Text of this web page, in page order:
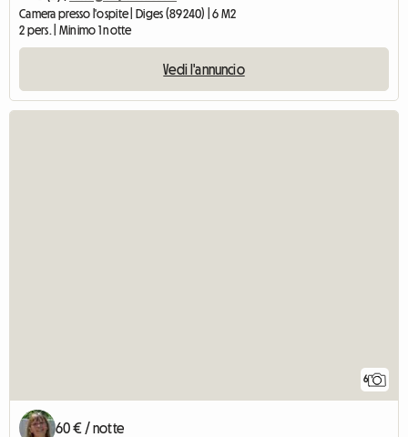
Camera presso l'ospite | Diges (89240) | 6 M2
2 pers. | Minimo 1 notte
Vedi l'annuncio
6
60 € / notte